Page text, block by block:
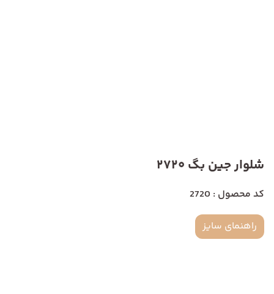
شلوار جین بگ 2720
کد محصول : 2720
راهنمای سایز